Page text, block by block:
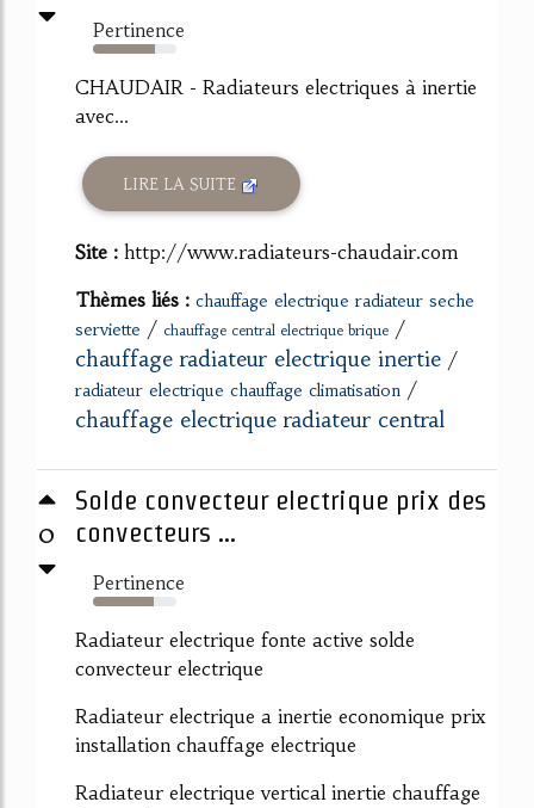
Pertinence
74%
CHAUDAIR - Radiateurs electriques à inertie
avec...
LIRE LA SUITE
Site : http://www.radiateurs-chaudair.com
Thèmes liés : chauffage electrique radiateur seche
serviette / chauffage central electrique brique /
chauffage radiateur electrique inertie /
radiateur electrique chauffage climatisation /
chauffage electrique radiateur central
0
Solde convecteur electrique prix des
convecteurs ...
Pertinence
73%
Radiateur electrique fonte active solde
convecteur electrique
Radiateur electrique a inertie economique prix
installation chauffage electrique
Radiateur electrique vertical inertie chauffage